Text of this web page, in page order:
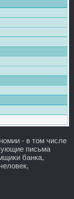
- в том числе
письма
банка,